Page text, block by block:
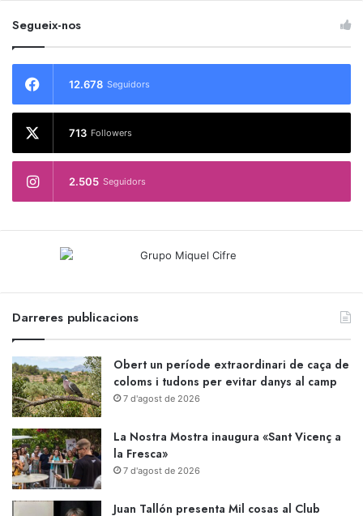
Segueix-nos
12.678 Seguidors
713 Followers
2.505 Seguidors
Darreres publicacions
Obert un període extraordinari de caça de
coloms i tudons per evitar danys al camp
7 d'agost de 2026
La Nostra Mostra inaugura «Sant Vicenç a
la Fresca»
7 d'agost de 2026
Juan Tallón presenta Mil cosas al Club